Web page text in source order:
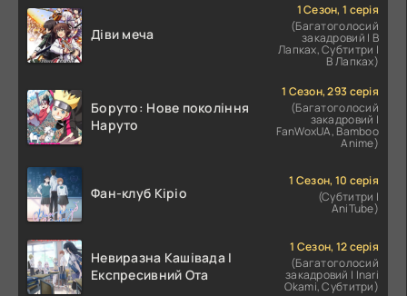
Діви меча
1 Сезон, 1 серія
(Багатоголосий
закадровий | В
Лапках, Субтитри |
В Лапках)
Боруто: Нове покоління
Наруто
1 Сезон, 293 серія
(Багатоголосий
закадровий |
FanWoxUA, Bamboo
Anime)
Фан-клуб Кіріо
1 Сезон, 10 серія
(Субтитри |
AniTube)
Невиразна Кашівада І
Експресивний Ота
1 Сезон, 12 серія
(Багатоголосий
закадровий | Inari
Okami, Субтитри)